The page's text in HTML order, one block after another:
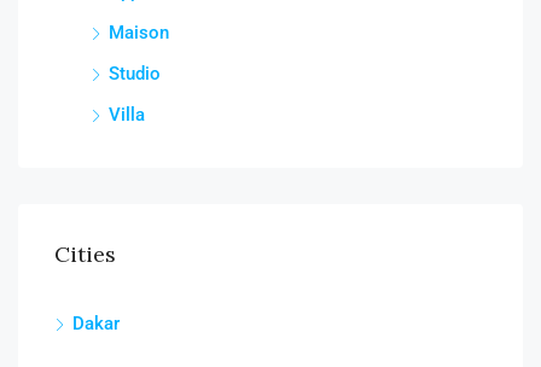
Maison
Studio
Villa
Cities
Dakar